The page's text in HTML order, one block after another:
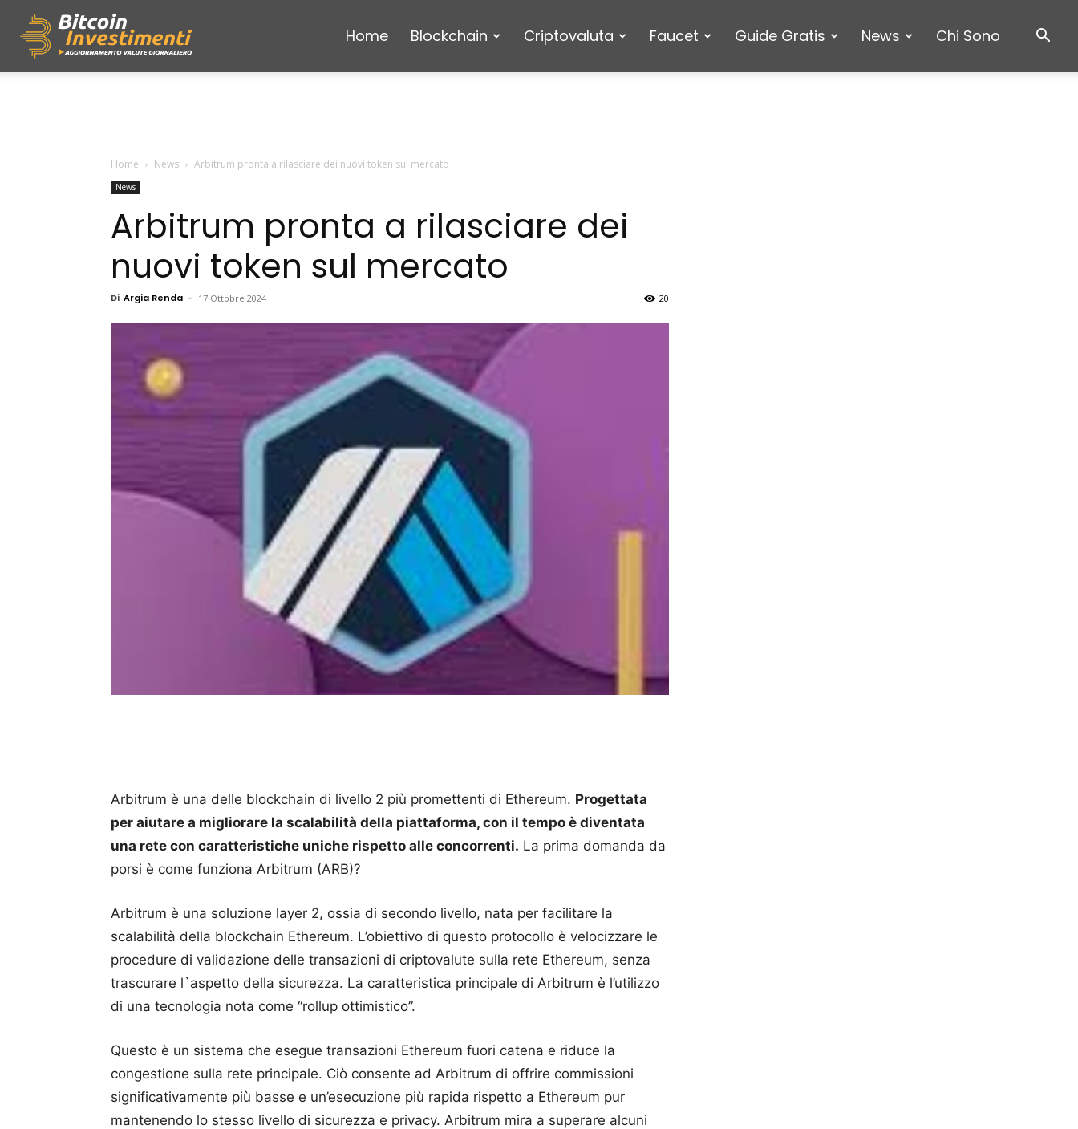
Home Blockchain Criptovaluta Faucet Guide Gratis News Chi Sono
Home News Arbitrum pronta a rilasciare dei nuovi token sul mercato
News
Arbitrum pronta a rilasciare dei
nuovi token sul mercato
Di Argia Renda - 17 Ottobre 2024 20
Arbitrum è una delle blockchain di livello 2 più promettenti di Ethereum. Progettata
per aiutare a migliorare la scalabilità della piattaforma, con il tempo è diventata
una rete con caratteristiche uniche rispetto alle concorrenti. La prima domanda da
porsi è come funziona Arbitrum (ARB)?
Arbitrum è una soluzione layer 2, ossia di secondo livello, nata per facilitare la
scalabilità della blockchain Ethereum. L’obiettivo di questo protocollo è velocizzare le
procedure di validazione delle transazioni di criptovalute sulla rete Ethereum, senza
trascurare l`aspetto della sicurezza. La caratteristica principale di Arbitrum è l’utilizzo
di una tecnologia nota come “rollup ottimistico”.
Questo è un sistema che esegue transazioni Ethereum fuori catena e riduce la
congestione sulla rete principale. Ciò consente ad Arbitrum di offrire commissioni
significativamente più basse e un’esecuzione più rapida rispetto a Ethereum pur
mantenendo lo stesso livello di sicurezza e privacy. Arbitrum mira a superare alcuni